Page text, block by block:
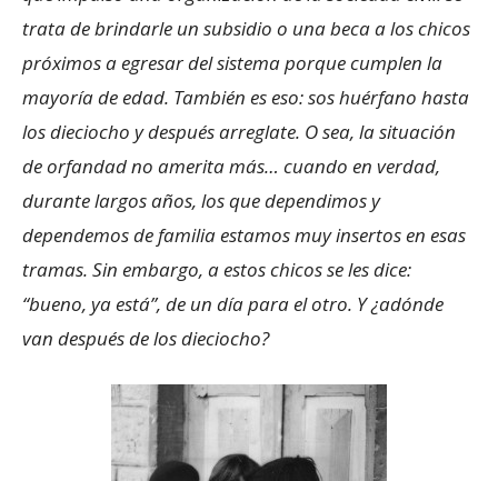
trata de brindarle un subsidio o una beca a los chicos
próximos a egresar del sistema porque cumplen la
mayoría de edad. También es eso: sos huérfano hasta
los dieciocho y después arreglate. O sea, la situación
de orfandad no amerita más… cuando en verdad,
durante largos años, los que dependimos y
dependemos de familia estamos muy insertos en esas
tramas. Sin embargo, a estos chicos se les dice:
“bueno, ya está”, de un día para el otro. Y ¿adónde
van después de los dieciocho?